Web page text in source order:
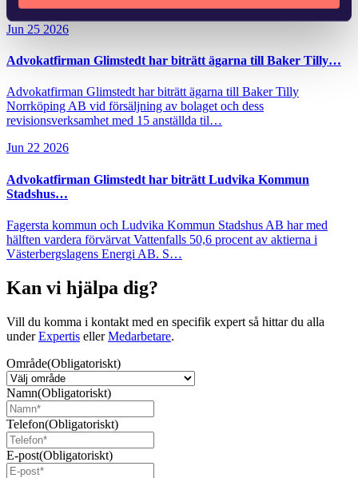
Jun 25 2026
Advokatfirman Glimstedt har biträtt ägarna till Baker Tilly…
Advokatfirman Glimstedt har biträtt ägarna till Baker Tilly
Norrköping AB vid försäljning av bolaget och dess
revisionsverksamhet med 15 anställda til…
Jun 22 2026
Advokatfirman Glimstedt har biträtt Ludvika Kommun
Stadshus…
Fagersta kommun och Ludvika Kommun Stadshus AB har med
hälften vardera förvärvat Vattenfalls 50,6 procent av aktierna i
Västerbergslagens Energi AB. S…
Kan vi hjälpa dig?
Vill du komma i kontakt med en specifik expert så hittar du alla
underExpertis ellerMedarbetare.
Område(Obligatoriskt)
Namn(Obligatoriskt)
Telefon(Obligatoriskt)
E-post(Obligatoriskt)